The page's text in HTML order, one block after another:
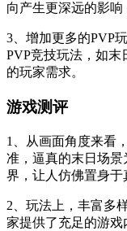
向产生更深远的影响
3、增加更多的PVP
PVP竞技玩法，如
的玩家需求。
游戏测评
1、从画面角度来看
准，逼真的末日场
界，让人仿佛置身于
2、玩法上，丰富多
家提供了充足的游